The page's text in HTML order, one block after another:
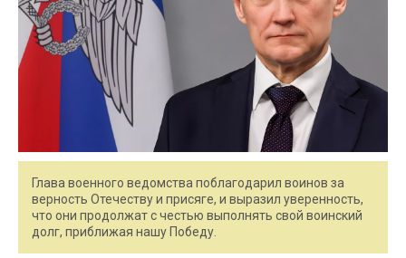
Глава военного ведомства поблагодарил воинов за
верность Отечеству и присяге, и выразил уверенность,
что они продолжат с честью выполнять свой воинский
долг, приближая нашу Победу.